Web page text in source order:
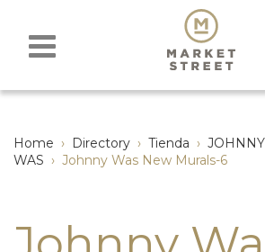
Home › Directory › Tienda ›
WAS › Johnny Was New Murals-6